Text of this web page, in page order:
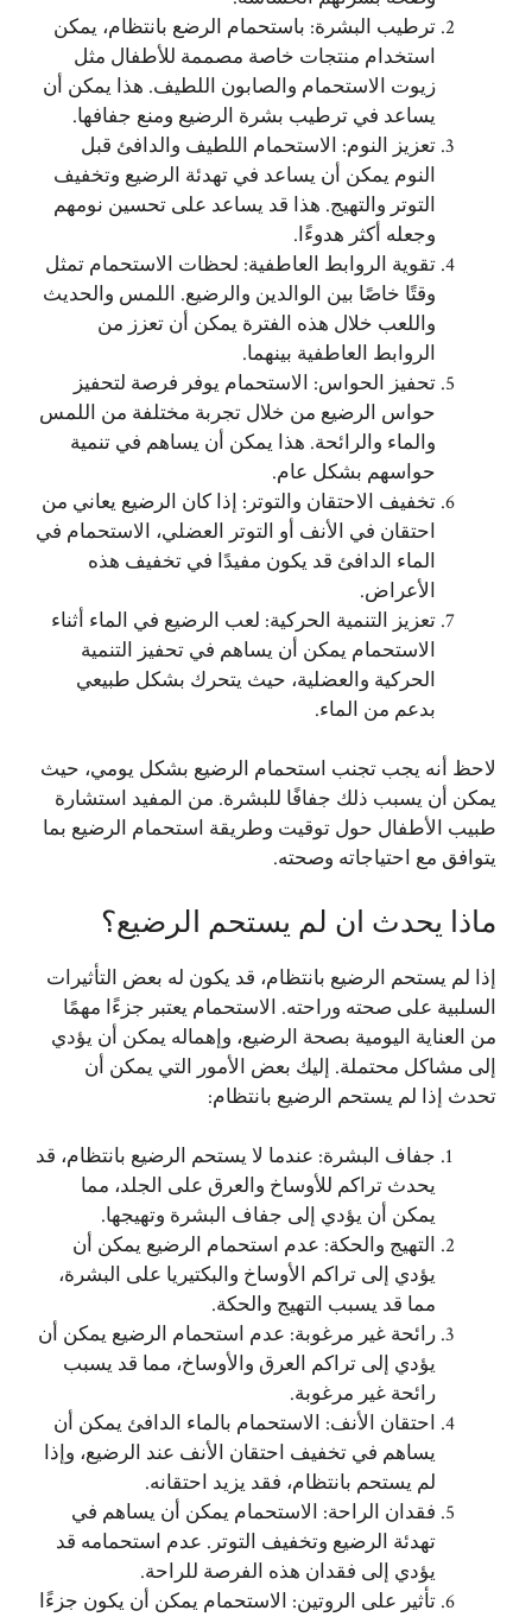
ترطيب البشرة: باستحمام الرضع بانتظام، يمكن
استخدام منتجات خاصة مصممة للأطفال مثل
زيوت الاستحمام والصابون اللطيف. هذا يمكن أن
يساعد في ترطيب بشرة الرضيع ومنع جفافها.
تعزيز النوم: الاستحمام اللطيف والدافئ قبل
النوم يمكن أن يساعد في تهدئة الرضيع وتخفيف
التوتر والتهيج. هذا قد يساعد على تحسين نومهم
وجعله أكثر هدوءًا.
تقوية الروابط العاطفية: لحظات الاستحمام تمثل
وقتًا خاصًا بين الوالدين والرضيع. اللمس والحديث
واللعب خلال هذه الفترة يمكن أن تعزز من
الروابط العاطفية بينهما.
تحفيز الحواس: الاستحمام يوفر فرصة لتحفيز
حواس الرضيع من خلال تجربة مختلفة من اللمس
والماء والرائحة. هذا يمكن أن يساهم في تنمية
حواسهم بشكل عام.
تخفيف الاحتقان والتوتر: إذا كان الرضيع يعاني من
احتقان في الأنف أو التوتر العضلي، الاستحمام في
الماء الدافئ قد يكون مفيدًا في تخفيف هذه
الأعراض.
تعزيز التنمية الحركية: لعب الرضيع في الماء أثناء
الاستحمام يمكن أن يساهم في تحفيز التنمية
الحركية والعضلية، حيث يتحرك بشكل طبيعي
بدعم من الماء.
لاحظ أنه يجب تجنب استحمام الرضيع بشكل يومي، حيث
يمكن أن يسبب ذلك جفافًا للبشرة. من المفيد استشارة
طبيب الأطفال حول توقيت وطريقة استحمام الرضيع بما
يتوافق مع احتياجاته وصحته.
ماذا يحدث ان لم يستحم الرضيع؟
إذا لم يستحم الرضيع بانتظام، قد يكون له بعض التأثيرات
السلبية على صحته وراحته. الاستحمام يعتبر جزءًا مهمًا
من العناية اليومية بصحة الرضيع، وإهماله يمكن أن يؤدي
إلى مشاكل محتملة. إليك بعض الأمور التي يمكن أن
تحدث إذا لم يستحم الرضيع بانتظام:
جفاف البشرة: عندما لا يستحم الرضيع بانتظام، قد
يحدث تراكم للأوساخ والعرق على الجلد، مما
يمكن أن يؤدي إلى جفاف البشرة وتهيجها.
التهيج والحكة: عدم استحمام الرضيع يمكن أن
يؤدي إلى تراكم الأوساخ والبكتيريا على البشرة،
مما قد يسبب التهيج والحكة.
رائحة غير مرغوبة: عدم استحمام الرضيع يمكن أن
يؤدي إلى تراكم العرق والأوساخ، مما قد يسبب
رائحة غير مرغوبة.
احتقان الأنف: الاستحمام بالماء الدافئ يمكن أن
يساهم في تخفيف احتقان الأنف عند الرضيع، وإذا
لم يستحم بانتظام، فقد يزيد احتقانه.
فقدان الراحة: الاستحمام يمكن أن يساهم في
تهدئة الرضيع وتخفيف التوتر. عدم استحمامه قد
يؤدي إلى فقدان هذه الفرصة للراحة.
تأثير على الروتين: الاستحمام يمكن أن يكون جزءًا